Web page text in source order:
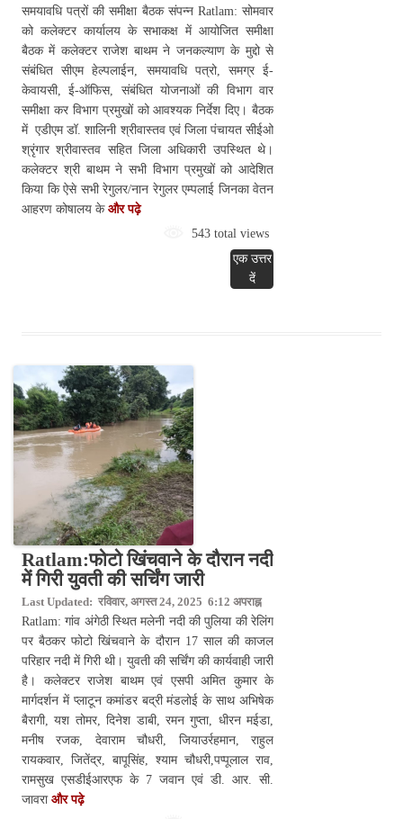
समयावधि पत्रों की समीक्षा बैठक संपन्न Ratlam: सोमवार
को कलेक्टर कार्यालय के सभाकक्ष में आयोजित समीक्षा
बैठक में कलेक्टर राजेश बाथम ने जनकल्याण के मुद्दो से
संबंधित सीएम हेल्पलाईन, समयावधि पत्रो, समग्र ई-
केवायसी, ई-ऑफिस, संबंधित योजनाओं की विभाग वार
समीक्षा कर विभाग प्रमुखों को आवश्यक निर्देश दिए। बैठक
में एडीएम डॉ. शालिनी श्रीवास्तव एवं जिला पंचायत सीईओ
श्रृंगार श्रीवास्तव सहित जिला अधिकारी उपस्थित थे।
कलेक्टर श्री बाथम ने सभी विभाग प्रमुखों को आदेशित
किया कि ऐसे सभी रेगुलर/नान रेगुलर एम्पलाई जिनका वेतन
आहरण कोषालय के और पढ़े
543 total views
एक उत्तर
दें
Ratlam:फोटो खिंचवाने के दौरान नदी
में गिरी युवती की सर्चिंग जारी
Last Updated: रविवार, अगस्त 24, 2025 6:12 अपराह्न
Ratlam: गांव अंगेठी स्थित मलेनी नदी की पुलिया की रेलिंग
पर बैठकर फोटो खिंचवाने के दौरान 17 साल की काजल
परिहार नदी में गिरी थी। युवती की सर्चिंग की कार्यवाही जारी
है। कलेक्टर राजेश बाथम एवं एसपी अमित कुमार के
मार्गदर्शन में प्लाटून कमांडर बद्री मंडलोई के साथ अभिषेक
बैरागी, यश तोमर, दिनेश डाबी, रमन गुप्ता, धीरन मईडा,
मनीष रजक, देवाराम चौधरी, जियाउर्रहमान, राहुल
रायकवार, जितेंद्र, बापूसिंह, श्याम चौधरी,पप्पूलाल राव,
रामसुख एसडीईआरएफ के 7 जवान एवं डी. आर. सी.
जावरा और पढ़े